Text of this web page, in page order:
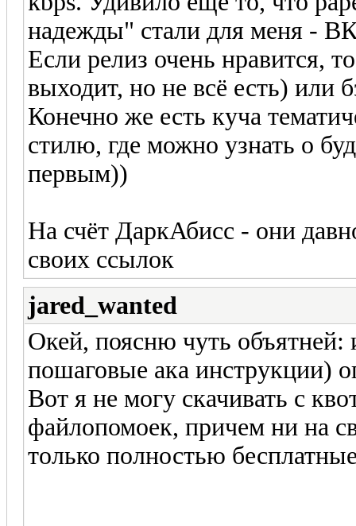
надежды" стали для меня -
Если релиз очень нравится,
выходит, но не всё есть) или
Конечно же есть куча
стилю, где можно узнать о
первым))
На счёт ДаркАбисс - они
своих ссылок
jared_wanted
Окей, поясню чуть
пошаговые ака инструкции)
Вот я не могу скачивать с
файлопомоек, причем ни на
только полностью